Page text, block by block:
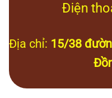
Điện
Địa chỉ: 15/38